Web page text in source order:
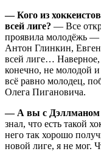
— Кого из
всей лиге? — Все
проявила молодёжь —
Антон Глинкин,
всей лиге…
конечно, не молодой
всё равно молодец,
Олега Пигановича.
— А вы с Дэллманом
знал, что есть такой
него так хорошо
новой лиге, я не мог.